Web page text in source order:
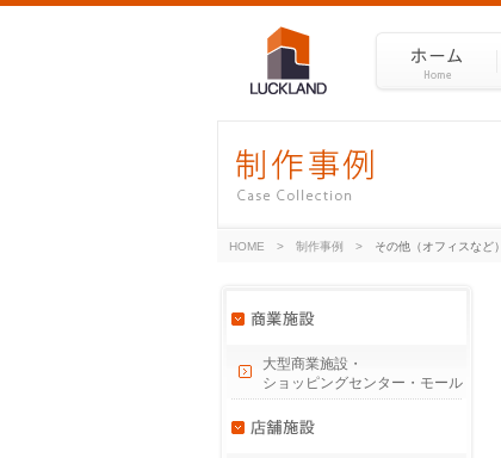
HOME > 制作事例 > その他（オフィスなど）
大型商業施設・
ショッピングセンター・モール